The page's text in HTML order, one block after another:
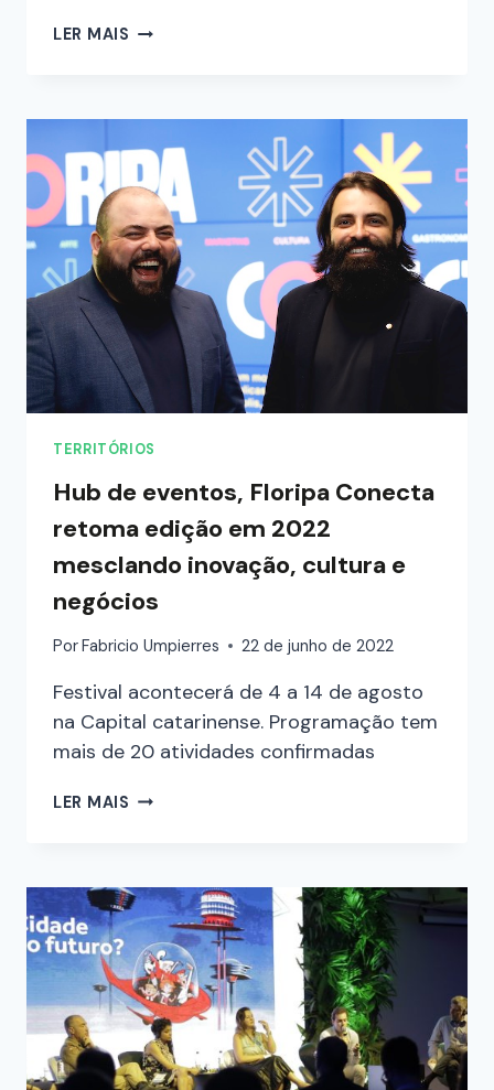
LER MAIS
TERRITÓRIOS
Hub de eventos, Floripa Conecta
retoma edição em 2022
mesclando inovação, cultura e
negócios
PorFabricio Umpierres 22 de junho de 2022
Festival acontecerá de 4 a 14 de agosto
na Capital catarinense. Programação tem
mais de 20 atividades confirmadas
LER MAIS